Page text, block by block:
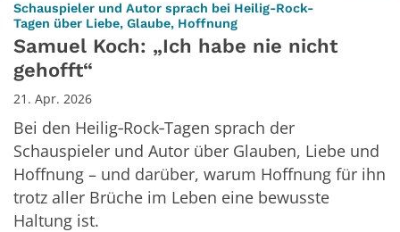
Schauspieler und Autor sprach bei Heilig-Rock-
Tagen über Liebe, Glaube, Hoffnung
Samuel Koch: „Ich habe nie nicht
gehofft“
21. Apr. 2026
Bei den Heilig‑Rock‑Tagen sprach der
Schauspieler und Autor über Glauben, Liebe und
Hoffnung – und darüber, warum Hoffnung für ihn
trotz aller Brüche im Leben eine bewusste
Haltung ist.